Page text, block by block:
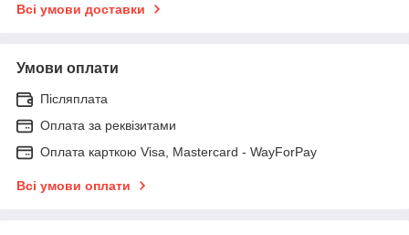
Всі умови доставки
Умови оплати
Післяплата
Оплата за реквізитами
Оплата карткою Visa, Mastercard - WayForPay
Всі умови оплати